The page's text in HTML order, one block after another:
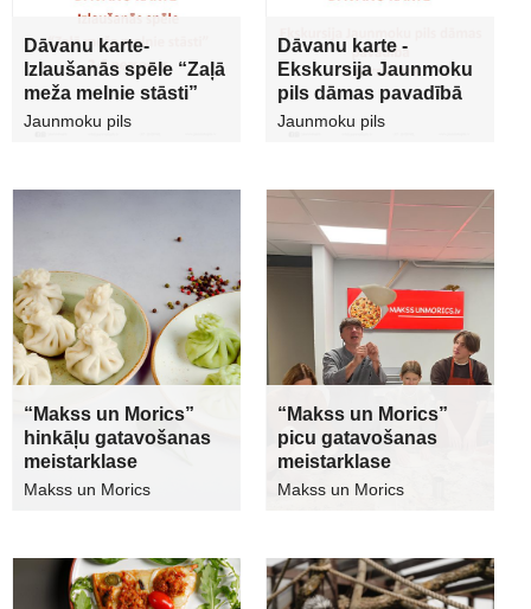
Dāvanu karte-
Izlaušanās spēle “Zaļā
meža melnie stāsti”
Jaunmoku pils
Dāvanu karte -
Ekskursija Jaunmoku
pils dāmas pavadībā
Jaunmoku pils
“Makss un Morics”
hinkāļu gatavošanas
meistarklase
Makss un Morics
“Makss un Morics”
picu gatavošanas
meistarklase
Makss un Morics